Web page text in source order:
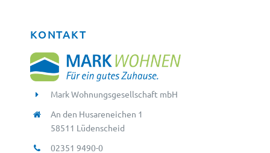
KONTAKT
Mark Wohnungsgesellschaft mbH
An den Husareneichen 1
58511 Lüdenscheid
02351 9490-0